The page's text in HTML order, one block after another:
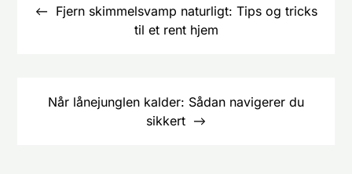
Fjern skimmelsvamp naturligt: Tips og tricks
til et rent hjem
Når lånejunglen kalder: Sådan navigerer du
sikkert